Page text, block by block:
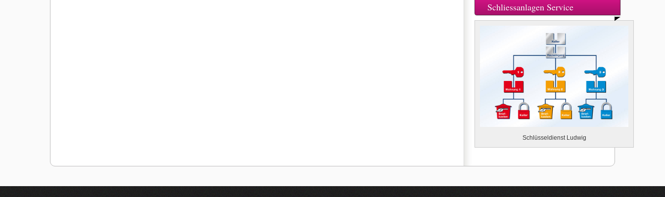
Schliessanlagen Service
Schlüsseldienst Ludwig